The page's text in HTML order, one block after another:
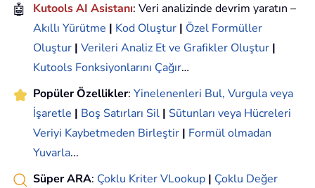
🤖 Kutools AI Asistanı: Veri analizinde devrim yaratın –
Akıllı Yürütme | Kod Oluştur | Özel Formüller
Oluştur | Verileri Analiz Et ve Grafikler Oluştur |
Kutools Fonksiyonlarını Çağır…
Popüler Özellikler: Yinelenenleri Bul, Vurgula veya
İşaretle | Boş Satırları Sil | Sütunları veya Hücreleri
Veriyi Kaybetmeden Birleştir | Formül olmadan
Yuvarla...
Süper ARA: Çoklu Kriter VLookup | Çoklu Değer